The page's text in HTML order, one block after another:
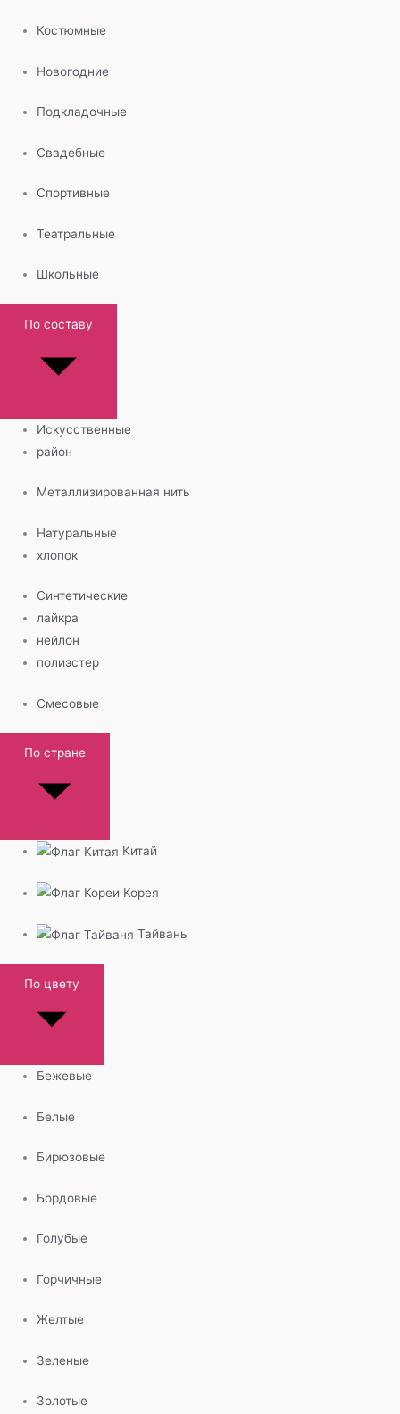
Костюмные
Новогодние
Подкладочные
Свадебные
Спортивные
Театральные
Школьные
По составу
Искусственные
район
Металлизированная нить
Натуральные
хлопок
Синтетические
лайкра
нейлон
полиэстер
Смесовые
По стране
Китай
Корея
Тайвань
По цвету
Бежевые
Белые
Бирюзовые
Бордовые
Голубые
Горчичные
Желтые
Зеленые
Золотые